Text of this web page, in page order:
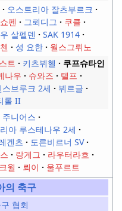
오스트리아 잘츠부르크
펜
그뢰디그
쿠클
살펠덴
SAK 1914
성 요한 월스그뤼노
트 키츠뷔헬
쿠프슈타인
나우
슈와즈
텔프
브루크 2세
뷔르글
롤 II
주니어스
아 루스테나우 2세
겐츠
도른비르너 SV
랑게그
라우터라흐
윌
뢰이
울푸르트
의 축구
협회